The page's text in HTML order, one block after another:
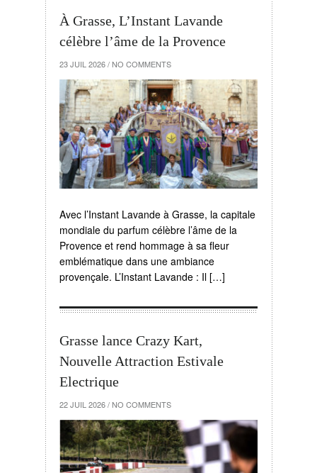
À Grasse, L’Instant Lavande
célèbre l’âme de la Provence
23 JUIL 2026 / NO COMMENTS
Avec l’Instant Lavande à Grasse, la capitale
mondiale du parfum célèbre l’âme de la
Provence et rend hommage à sa fleur
emblématique dans une ambiance
provençale. L’Instant Lavande : Il […]
Grasse lance Crazy Kart,
Nouvelle Attraction Estivale
Electrique
22 JUIL 2026 / NO COMMENTS